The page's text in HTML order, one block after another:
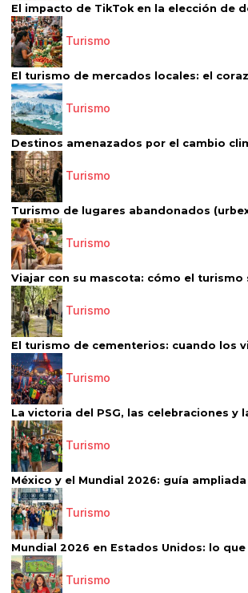
El impacto de TikTok en la elección de
Turismo
El turismo de mercados locales: el
Turismo
Destinos amenazados por el cambio
Turismo
Turismo de lugares abandonados
Turismo
Viajar con su mascota: cómo el turismo
Turismo
El turismo de cementerios: cuando los
Turismo
La victoria del PSG, las celebraciones y
Turismo
México y el Mundial 2026: guía ampliada
Turismo
Mundial 2026 en Estados Unidos: lo que
Turismo